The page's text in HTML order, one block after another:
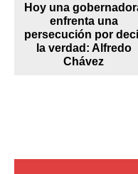
Hoy una
enfrenta una
persecución por
la verdad: Alfredo
Chávez